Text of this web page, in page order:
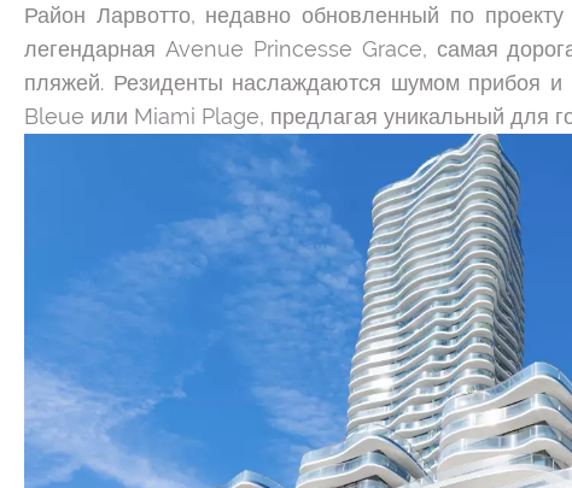
Район Ларвотто, недавно обновленный по
легендарная Avenue Princesse Grace, самая
пляжей. Резиденты наслаждаются шумом прибоя
Bleue или Miami Plage, предлагая уникальный для